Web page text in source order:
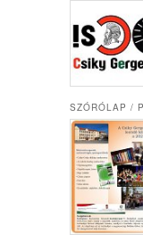
SZÓRÓLAP /